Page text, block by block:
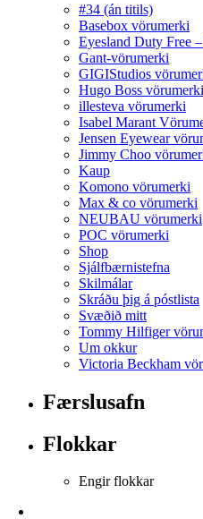
#34 (án titils)
Basebox vörumerki
Eyesland Duty Free
Gant-vörumerki
GIGIStudios
Hugo Boss vörumerki
illesteva vörumerki
Isabel Marant
Jensen Eyewear
Jimmy Choo
Kaup
Komono vörumerki
Max & co vörumerki
NEUBAU vörumerki
POC vörumerki
Shop
Sjálfbærnistefna
Skilmálar
Skráðu þig á póstlista
Svæðið mitt
Tommy Hilfiger
Um okkur
Victoria Beckham
Færslusafn
Flokkar
Engir flokkar